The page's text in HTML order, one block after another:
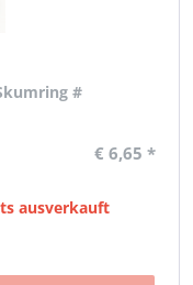
#
€ 6,65 *
ausverkauft